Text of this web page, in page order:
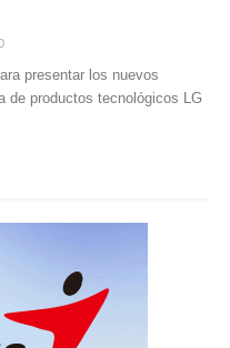
presentar los nuevos
de productos tecnológicos LG